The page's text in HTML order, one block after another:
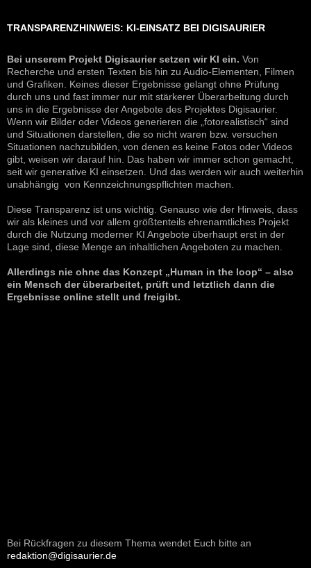
TRANSPARENZHINWEIS: KI-EINSATZ BEI DIGISAURIER
Bei unserem Projekt Digisaurier setzen wir KI ein. Von
Recherche und ersten Texten bis hin zu Audio-Elementen, Filmen
und Grafiken. Keines dieser Ergebnisse gelangt ohne Prüfung
durch uns und fast immer nur mit stärkerer Überarbeitung durch
uns in die Ergebnisse der Angebote des Projektes Digisaurier.
Wenn wir Bilder oder Videos generieren die „fotorealistisch“ sind
und Situationen darstellen, die so nicht waren bzw. versuchen
Situationen nachzubilden, von denen es keine Fotos oder Videos
gibt, weisen wir darauf hin. Das haben wir immer schon gemacht,
seit wir generative KI einsetzen. Und das werden wir auch weiterhin
unabhängig von Kennzeichnungspflichten machen.
Diese Transparenz ist uns wichtig. Genauso wie der Hinweis, dass
wir als kleines und vor allem größtenteils ehrenamtliches Projekt
durch die Nutzung moderner KI Angebote überhaupt erst in der
Lage sind, diese Menge an inhaltlichen Angeboten zu machen.
Allerdings nie ohne das Konzept „Human in the loop“ – also
ein Mensch der überarbeitet, prüft und letztlich dann die
Ergebnisse online stellt und freigibt.
Bei Rückfragen zu diesem Thema wendet Euch bitte an
redaktion@digisaurier.de